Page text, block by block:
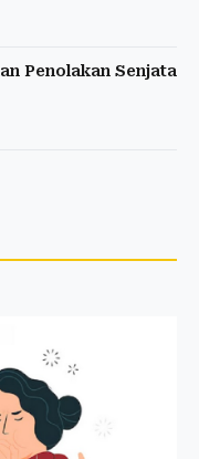
Penolakan Senjata